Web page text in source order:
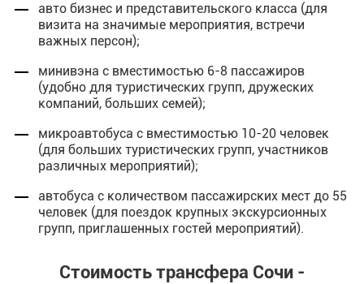
авто бизнес и представительского класса (для
визита на значимые мероприятия, встречи
важных персон);
минивэна с вместимостью 6-8 пассажиров
(удобно для туристических групп, дружеских
компаний, больших семей);
микроавтобуса с вместимостью 10-20 человек
(для больших туристических групп, участников
различных мероприятий);
автобуса с количеством пассажирских мест до 55
человек (для поездок крупных экскурсионных
групп, приглашенных гостей мероприятий).
Стоимость трансфера Сочи -